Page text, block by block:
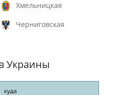
Хмельницкая
Черниговская
Украины
куда